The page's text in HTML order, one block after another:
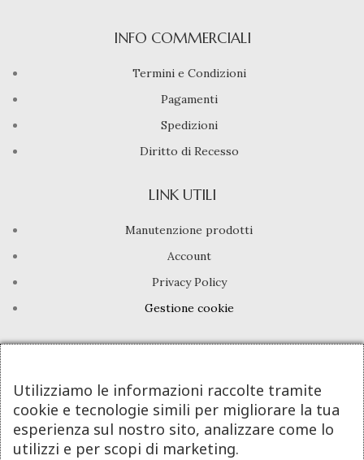
INFO COMMERCIALI
Termini e Condizioni
Pagamenti
Spedizioni
Diritto di Recesso
LINK UTILI
Manutenzione prodotti
Account
Privacy Policy
Gestione cookie
Chi siamo
Dicono di noi
Domande frequenti
Utilizziamo le informazioni raccolte tramite
cookie e tecnologie simili per migliorare la tua
esperienza sul nostro sito, analizzare come lo
utilizzi e per scopi di marketing.